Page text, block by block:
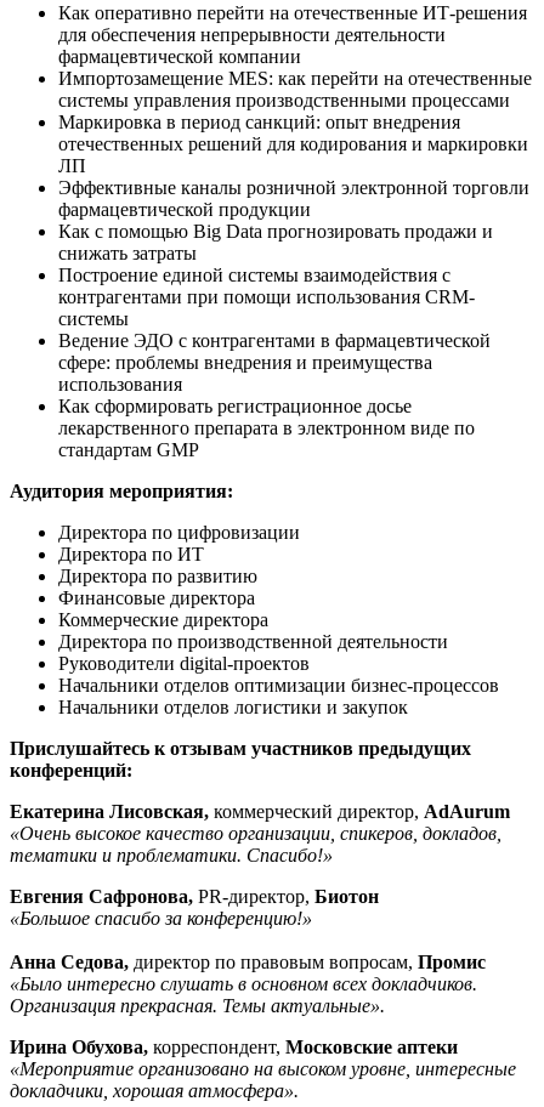
Как оперативно перейти на отечественные ИТ-решения
для обеспечения непрерывности деятельности
фармацевтической компании
Импортозамещение MES: как перейти на отечественные
системы управления производственными процессами
Маркировка в период санкций: опыт внедрения
отечественных решений для кодирования и маркировки
ЛП
Эффективные каналы розничной электронной торговли
фармацевтической продукции
Как с помощью Big Data прогнозировать продажи и
снижать затраты
Построение единой системы взаимодействия с
контрагентами при помощи использования CRM-
системы
Ведение ЭДО с контрагентами в фармацевтической
сфере: проблемы внедрения и преимущества
использования
Как сформировать регистрационное досье
лекарственного препарата в электронном виде по
стандартам GMP
Аудитория мероприятия:
Директора по цифровизации
Директора по ИТ
Директора по развитию
Финансовые директора
Коммерческие директора
Директора по производственной деятельности
Руководители digital-проектов
Начальники отделов оптимизации бизнес-процессов
Начальники отделов логистики и закупок
Прислушайтесь к отзывам участников предыдущих
конференций:
Екатерина Лисовская, коммерческий директор, AdAurum
«Очень высокое качество организации, спикеров, докладов,
тематики и проблематики. Спасибо!»
Евгения Сафронова, PR-директор, Биотон
«Большое спасибо за конференцию!»
Анна Седова, директор по правовым вопросам, Промис
«Было интересно слушать в основном всех докладчиков.
Организация прекрасная. Темы актуальные».
Ирина Обухова, корреспондент, Московские аптеки
«Мероприятие организовано на высоком уровне, интересные
докладчики, хорошая атмосфера».